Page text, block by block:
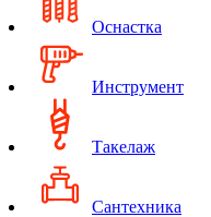
Оснастка
Инструмент
Такелаж
Сантехника